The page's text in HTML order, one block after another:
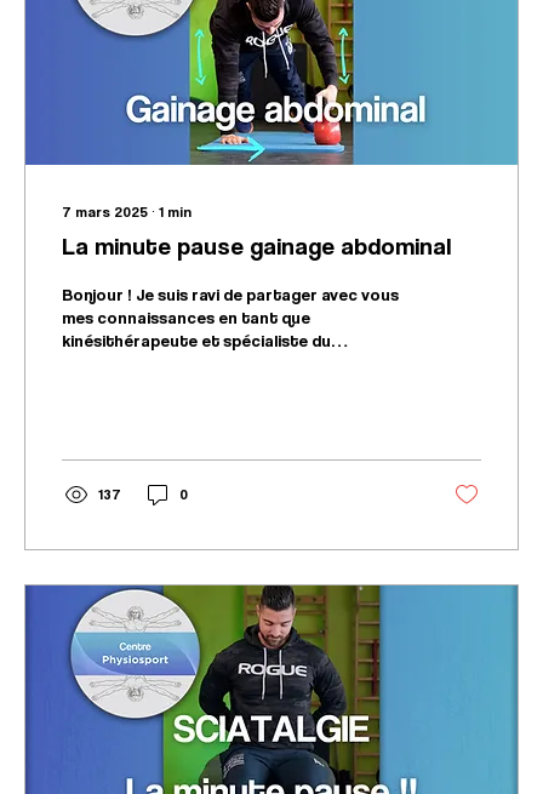
7 mars 2025 ∙ 1 min
La minute pause gainage abdominal
Bonjour ! Je suis ravi de partager avec vous
mes connaissances en tant que
kinésithérapeute et spécialiste du
137 0